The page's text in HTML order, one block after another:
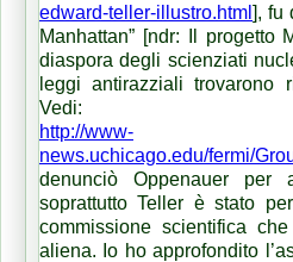
edward-teller-illustro.html ], fu
Manhattan” [ndr: Il progetto
diaspora degli scienziati
leggi antirazziali trovarono
Vedi:
http://www-
news.uchicago.edu/fermi/
denunciò Oppenauer per
soprattutto Teller è stato
commissione scientifica
aliena. Io ho approfondito